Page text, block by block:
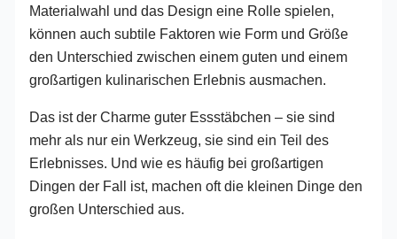
Materialwahl und das Design eine Rolle spielen,
können auch subtile Faktoren wie Form und Größe
den Unterschied zwischen einem guten und einem
großartigen kulinarischen Erlebnis ausmachen.
Das ist der Charme guter Essstäbchen – sie sind
mehr als nur ein Werkzeug, sie sind ein Teil des
Erlebnisses. Und wie es häufig bei großartigen
Dingen der Fall ist, machen oft die kleinen Dinge den
großen Unterschied aus.